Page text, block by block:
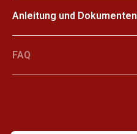
Anleitung und Dokumenten
FAQ